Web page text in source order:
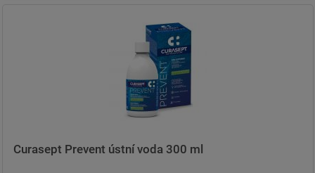
Curasept Prevent ústní voda 300 ml